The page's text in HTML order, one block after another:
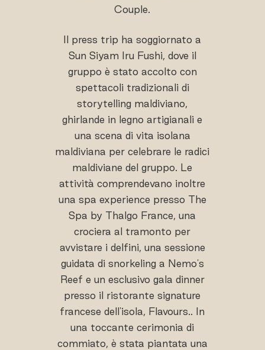
Couple.
Il press trip ha soggiornato a
Sun Siyam Iru Fushi, dove il
gruppo è stato accolto con
spettacoli tradizionali di
storytelling maldiviano,
ghirlande in legno artigianali e
una scena di vita isolana
maldiviana per celebrare le radici
maldiviane del gruppo. Le
attività comprendevano inoltre
una spa experience presso The
Spa by Thalgo France, una
crociera al tramonto per
avvistare i delfini, una sessione
guidata di snorkeling a Nemo's
Reef e un esclusivo gala dinner
presso il ristorante signature
francese dell'isola, Flavours.. In
una toccante cerimonia di
commiato, è stata piantata una